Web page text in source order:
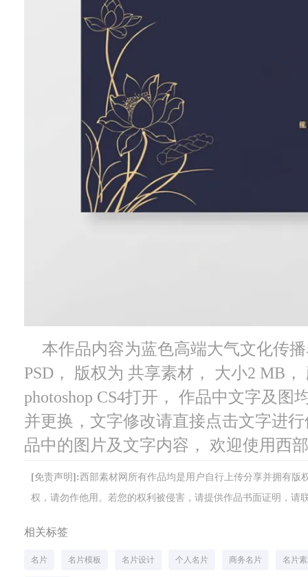
本作品内容为蓝色高端大气文化传
PSD， 版权为 共享素材， 大小2 MB
photoshop CS4打开， 作品中文字及
并更换，文字修改请直接点击文字进
品中的图片及文字内容， 欢迎使用西
[免责声明]:西部素材网所有作品均是用户自行上传分享并拥有版
权，请勿作他用。若您的权利被侵害，请提供作品书面证明，请
相关标签
名片 名片模板 名片设计 个人名片 商务名片 名片